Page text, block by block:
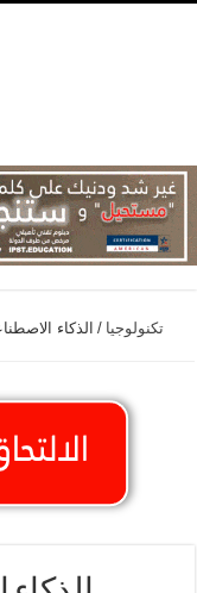
تكنولوجيا / الذكاء